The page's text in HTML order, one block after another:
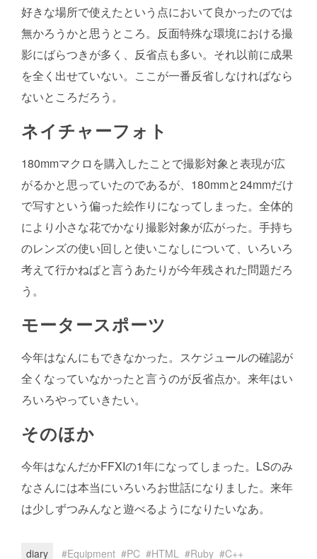
好きな場所で使えたという点において良かったのでは
無かろうかと思うところ。反面特殊な環境における撮
影にばらつきが多く、反省点も多い。それ以前に成果
を全く出せていない。ここが一番反省しなければなら
ないところだろう。
ネイチャーフォト
180mmマクロを購入したことで撮影対象と表現が広
がるかと思っていたのであるが、180mmと24mmだけ
で写すという偏った絵作りになってしまった。全体的
により小さな花でかなり撮影対象が広がった。手持ち
のレンズの使い回しと使いこなしについて、いろいろ
考えて行かねばと言うあたりが今年残された問題だろ
う。
モータースポーツ
今年はなんにもできなかった。スケジュールの確認が
全くなっていなかったと言うのが反省点か。来年はい
ろいろやっていきたい。
そのほか
今年はなんだかFFXIの1年になってしまった。LSのみ
なさんには本当にいろいろお世話になりました。来年
は少しずつみんなと遊べるようになりたいなあ。
diary Equipment PC HTML Ruby C++